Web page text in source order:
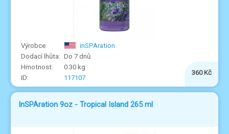
inSPAration
Do 7 dnů
0.30 kg
117107
360 Kč
InSPAration 9oz - Tropical Island 265 ml